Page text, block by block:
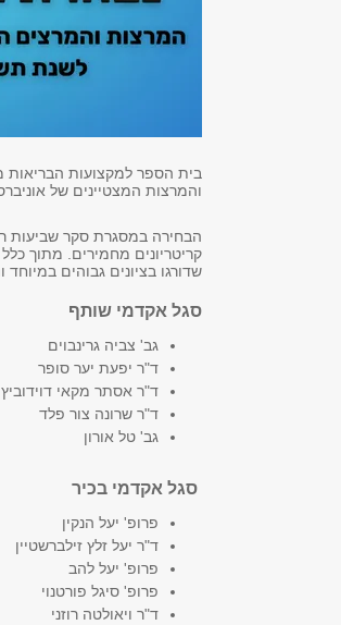
והמרצות המצטיינים של
הבחירה במסגרת סקר שביעות
שדורגו בציונים גבוהים במיוחד
סגל אקדמי שותף
גב' צביה גרינבוים
ד"ר יפעת יער סופר
ד"ר אסתר מקאי דוידוביץ
ד"ר שרונה צור פלד
גב' טל אורון
סגל אקדמי בכיר
פרופ' יעל הנקין
ד"ר יעל זלץ זילברשטיין
פרופ' יעל להב
פרופ' סיגל פורטנוי
ד"ר ויאולטה רוזני